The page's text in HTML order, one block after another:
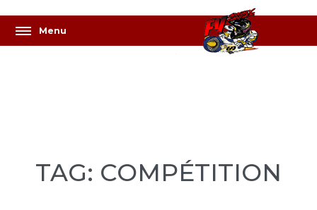
TAG: COMPÉTITION